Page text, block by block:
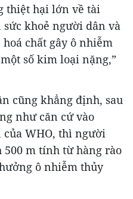
thiệt hại lớn về tài
sức khoẻ người dân và
chất gây ô nhiễm
số kim loại nặng,”
cũng khẳng định, sau
như căn cứ vào
WHO, thì người
m tính từ hàng rào
ô nhiễm thủy